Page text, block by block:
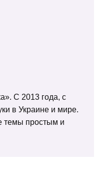
С 2013 года, с
в Украине и мире.
темы простым и